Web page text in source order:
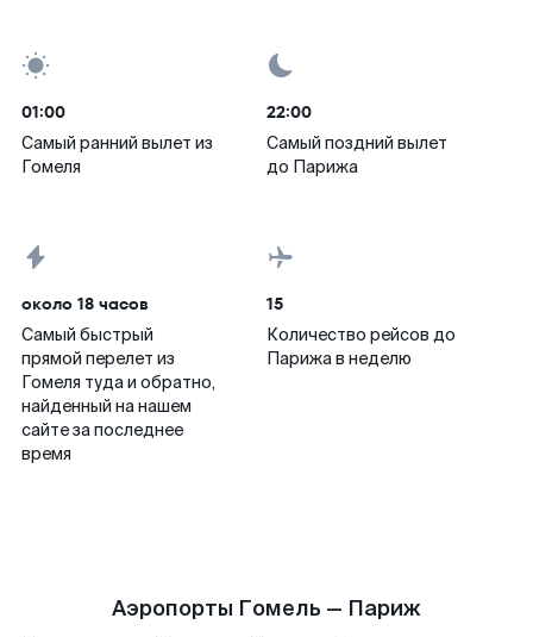
01:00
Самый ранний вылет из
Гомеля
22:00
Самый поздний вылет
до Парижа
около 18 часов
Самый быстрый
прямой перелет из
Гомеля туда и обратно,
найденный на нашем
сайте за последнее
время
15
Количество рейсов до
Парижа в неделю
Аэропорты Гомель — Париж